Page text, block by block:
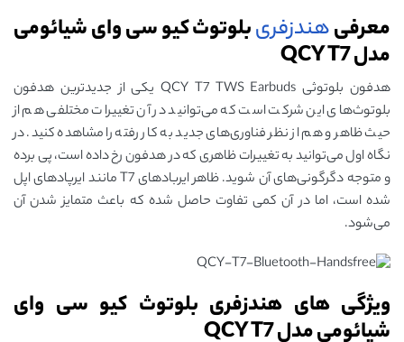
معرفیهندزفریبلوتوث کیو سی وای شیائومی
مدل QCY T7
هدفون بلوتوثی QCY T7 TWS Earbuds یکی از جدیدترین هدفون
بلوتوث‌های این شرکت است که می‌توانید در آن تغییرات مختلفی هم از
حیث ظاهر و هم از نظر فناوری‌های جدید به کار رفته را مشاهده کنید. در
نگاه اول می‌توانید به تغییرات ظاهری که در هدفون رخ داده است، پی برده
و متوجه دگرگونی‌های آن شوید. ظاهر ایربادهای T7 مانند ایرپاد‌های اپل
شده است، اما در آن کمی تفاوت حاصل شده که باعث متمایز شدن آن
می‌شود.
ویژگی های هندزفری بلوتوث کیو سی وای
شیائومی مدل QCY T7